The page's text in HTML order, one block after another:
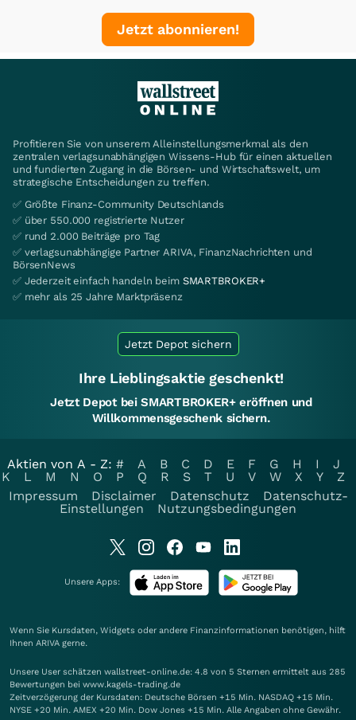
Jetzt abonnieren!
Profitieren Sie von unserem Alleinstellungsmerkmal als den
zentralen verlagsunabhängigen Wissens-Hub für einen aktuellen
und fundierten Zugang in die Börsen- und Wirtschaftswelt, um
strategische Entscheidungen zu treffen.
✅ Größte Finanz-Community Deutschlands
✅ über 550.000 registrierte Nutzer
✅ rund 2.000 Beiträge pro Tag
✅ verlagsunabhängige Partner ARIVA, FinanzNachrichten und
BörsenNews
✅ Jederzeit einfach handeln beim SMARTBROKER+
✅ mehr als 25 Jahre Marktpräsenz
Jetzt Depot sichern
Ihre Lieblingsaktie geschenkt!
Jetzt Depot bei SMARTBROKER+ eröffnen und
Willkommensgeschenk sichern.
Aktien von A - Z: # A B C D E F G H I
J
K
L M N O P Q R S T U V W X Y
Z
Impressum
Disclaimer Datenschutz
Datenschutz-
Einstellungen
Nutzungsbedingungen
Unsere Apps:
Wenn Sie Kursdaten, Widgets oder andere Finanzinformationen benötigen, hilft
Ihnen ARIVA gerne.
Unsere User schätzen wallstreet-online.de: 4.8 von 5 Sternen ermittelt aus 285
Bewertungen bei www.kagels-trading.de
Zeitverzögerung der Kursdaten: Deutsche Börsen +15 Min. NASDAQ +15 Min.
NYSE +20 Min. AMEX +20 Min. Dow Jones +15 Min. Alle Angaben ohne Gewähr.